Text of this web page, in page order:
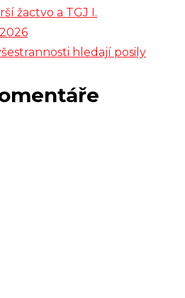
žactvo a TGJ I.
hledají posily